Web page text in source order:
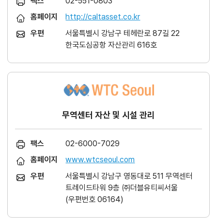
홈페이지
http://caltasset.co.kr
우편
서울특별시 강남구 테헤란로 87길 22
한국도심공항 자산관리 616호
무역센터 자산 및 시설 관리
팩스
02-6000-7029
홈페이지
www.wtcseoul.com
우편
서울특별시 강남구 영동대로 511 무역센터
트레이드타워 9층 ㈜더블유티씨서울
(우편번호 06164)